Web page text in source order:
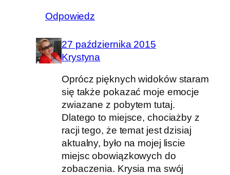
Odpowiedz
27 października 2015
Krystyna
Oprócz pięknych widoków staram
się także pokazać moje emocje
zwiazane z pobytem tutaj.
Dlatego to miejsce, chociażby z
racji tego, że temat jest dzisiaj
aktualny, było na mojej liscie
miejsc obowiązkowych do
zobaczenia. Krysia ma swój